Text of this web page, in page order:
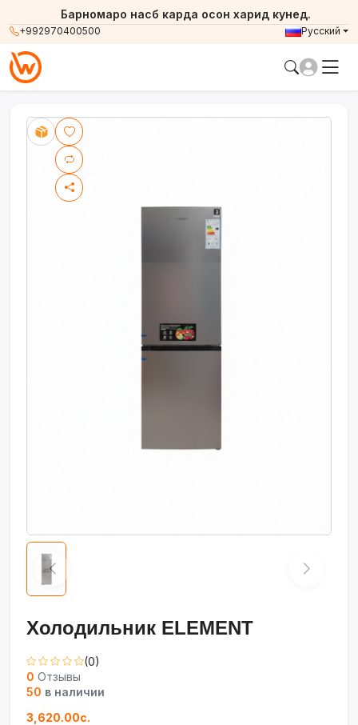
+992970400500
Барномаро насб карда осон харид кунед.
Русский
Холодильник ELEМENT
(0)
0 Отзывы
50 в наличии
3,620.00с.